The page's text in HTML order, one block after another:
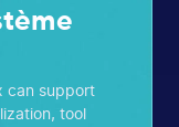
can support
tool